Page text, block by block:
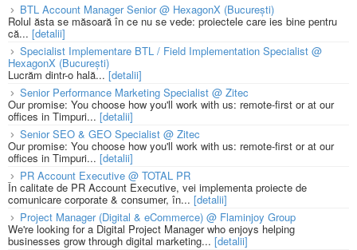
BTL Account Manager Senior @ HexagonX (București)
Rolul ăsta se măsoară în ce nu se vede: proiectele care ies bine pentru
că... [detalii]
Specialist Implementare BTL / Field Implementation Specialist @
HexagonX (București)
Lucrăm dintr-o hală...[detalii]
Senior Performance Marketing Specialist @ Zitec
Our promise: You choose how you'll work with us: remote-first or at our
offices in Timpuri... [detalii]
Senior SEO & GEO Specialist @ Zitec
Our promise: You choose how you'll work with us: remote-first or at our
offices in Timpuri... [detalii]
PR Account Executive @ TOTAL PR
În calitate de PR Account Executive, vei implementa proiecte de
comunicare corporate & consumer, în... [detalii]
Project Manager (Digital & eCommerce) @ Flaminjoy Group
We're looking for a Digital Project Manager who enjoys helping
businesses grow through digital marketing... [detalii]